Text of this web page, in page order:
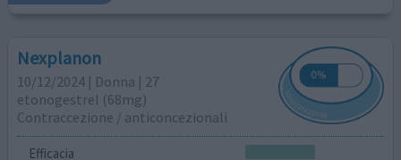
Nexplanon
10/12/2024 | Donna | 27
etonogestrel (68mg)
Contraccezione / anticoncezionali
Efficacia